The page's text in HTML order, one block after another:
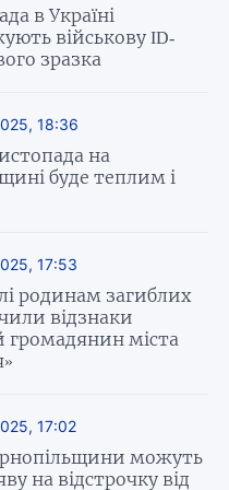
в Україні
військову ID-
зразка
18:36
на
буде теплим і
17:53
родинам загиблих
відзнаки
громадянин міста
17:02
можуть
на відстрочку від